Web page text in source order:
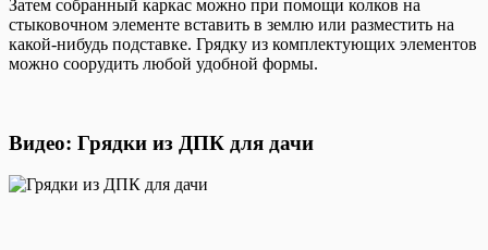
Затем собранный каркас можно при помощи колков на
стыковочном элементе вставить в землю или разместить на
какой-нибудь подставке. Грядку из комплектующих элементов
можно соорудить любой удобной формы.
Видео: Грядки из ДПК для дачи